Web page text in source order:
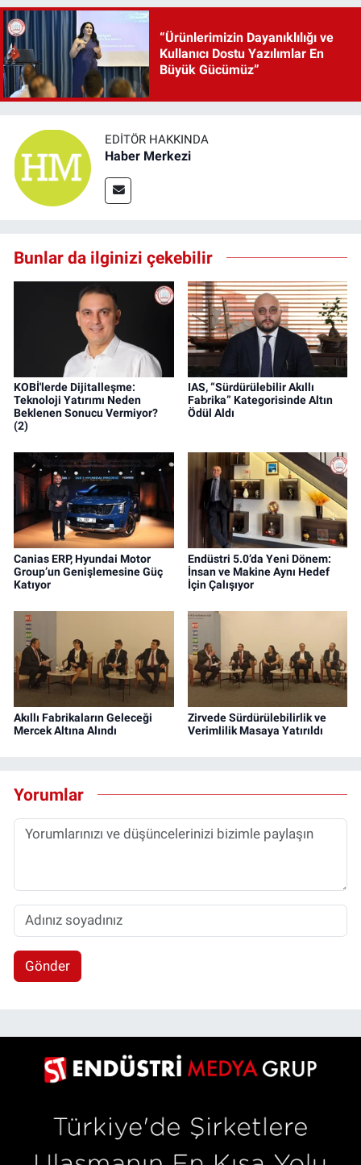
“Ürünlerimizin Dayanıklılığı ve
Kullanıcı Dostu Yazılımlar En
Büyük Gücümüz”
EDITÖR HAKKINDA
Haber Merkezi
Bunlar da ilginizi çekebilir
KOBİ'lerde Dijitalleşme:
Teknoloji Yatırımı Neden
Beklenen Sonucu Vermiyor?
(2)
IAS, “Sürdürülebilir Akıllı
Fabrika” Kategorisinde Altın
Ödül Aldı
Canias ERP, Hyundai Motor
Group’un Genişlemesine Güç
Katıyor
Endüstri 5.0’da Yeni Dönem:
İnsan ve Makine Aynı Hedef
İçin Çalışıyor
Akıllı Fabrikaların Geleceği
Mercek Altına Alındı
Zirvede Sürdürülebilirlik ve
Verimlilik Masaya Yatırıldı
Yorumlar
Gönder